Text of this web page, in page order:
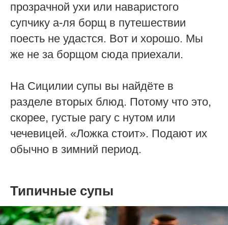
прозрачной ухи или наваристого
супчику а-ля борщ в путешествии
поесть не удастся. Вот и хорошо. Мы
же не за борщом сюда приехали.
На Сицилии супы вы найдёте в
разделе вторых блюд. Потому что это,
скорее, густые рагу c нутом или
чечевицей. «Ложка стоит». Подают их
обычно в зимний период.
Типичные супы